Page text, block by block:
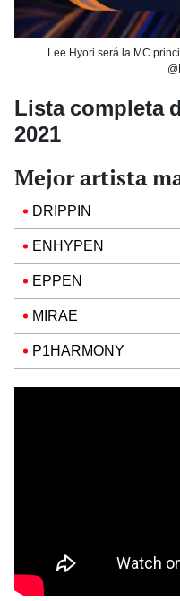
Lee Hyori será la MC
Lista completa
2021
Mejor artista
DRIPPIN
ENHYPEN
EPPEN
MIRAE
P1HARMONY